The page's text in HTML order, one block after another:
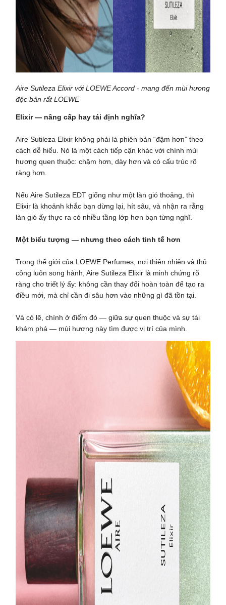
Aire Sutileza Elixir với LOEWE Accord - mang đến mùi hương
độc bản rất LOEWE
Elixir — nâng cấp hay tái định nghĩa?
Aire Sutileza Elixir không phải là phiên bản “đậm hơn” theo
cách dễ hiểu. Nó là một cách tiếp cận khác với chính mùi
hương quen thuộc: chậm hơn, dày hơn và có cấu trúc rõ
ràng hơn.
Nếu Aire Sutileza EDT giống như một làn gió thoảng, thì
Elixir là khoảnh khắc bạn dừng lại, hít sâu, và nhận ra rằng
làn gió ấy thực ra có nhiều tầng lớp hơn bạn từng nghĩ.
Một biểu tượng — nhưng theo cách tinh tế hơn
Trong thế giới của LOEWE Perfumes, nơi thiên nhiên và thủ
công luôn song hành, Aire Sutileza Elixir là minh chứng rõ
ràng cho triết lý ấy: không cần thay đổi hoàn toàn để tạo ra
điều mới, mà chỉ cần đi sâu hơn vào những gì đã tồn tại.
Và có lẽ, chính ở điểm đó — giữa sự quen thuộc và sự tái
khám phá — mùi hương này tìm được vị trí của mình.